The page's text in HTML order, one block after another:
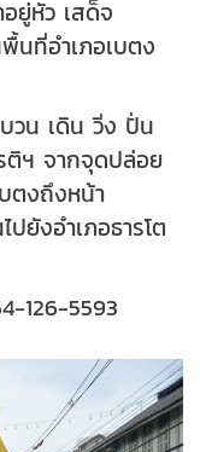
ยู่หัว เสด็จ
นที่อำเภอเบตง
วน เดิน วิ่ง ปั่น
ติฯ จากจุดปล่อย
ตงถึงหน้า
ยังอำเภอธารโต
126-5593